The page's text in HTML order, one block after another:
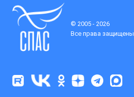
© 2005 - 2026
Все права защищены